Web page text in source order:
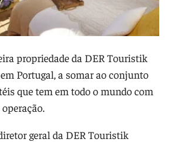
propriedade da DER Touristik
Portugal, a somar ao conjunto
que tem em todo o mundo com
geral da DER Touristik